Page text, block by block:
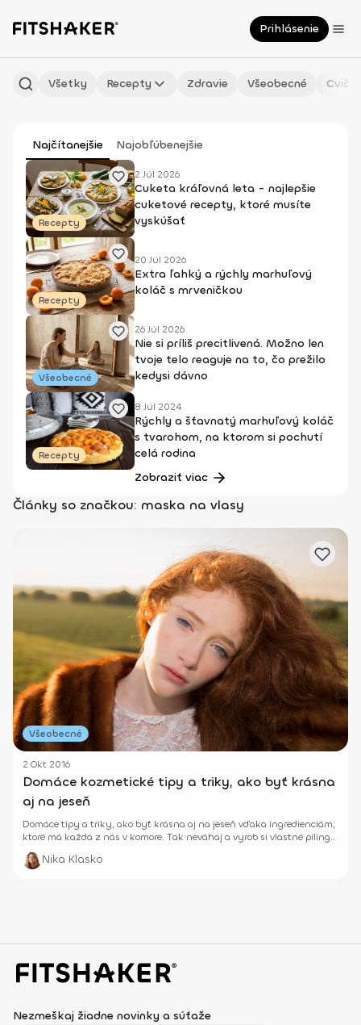
Prihlásenie
Všetky Recepty Zdravie Všeobecné
Najčítanejšie Najobľúbenejšie
Recepty
2 Júl 2026
Cuketa kráľovná leta - najlepšie
cuketové recepty, ktoré musíte
vyskúšať
Recepty
20 Júl 2026
Extra ľahký a rýchly marhuľový
koláč s mrveničkou
Všeobecné
26 Júl 2026
Nie si príliš precitlivená. Možno len
tvoje telo reaguje na to, čo prežilo
kedysi dávno
Recepty
8 Júl 2024
Rýchly a šťavnatý marhuľový koláč
s tvarohom, na ktorom si pochutí
celá rodina
Zobraziť viac
Články so značkou: maska na vlasy
Všeobecné
2 Okt 2016
Domáce kozmetické tipy a triky, ako byť krásna
aj na jeseň
Domáce tipy a triky, ako byť krásna aj na jeseň vďaka ingredienciám,
ktoré má každá z nás v komore. Tak neváhaj a vyrob si vlastné pílingy
či masky
Nika Klasko
Nezmeškaj žiadne novinky a súťaže